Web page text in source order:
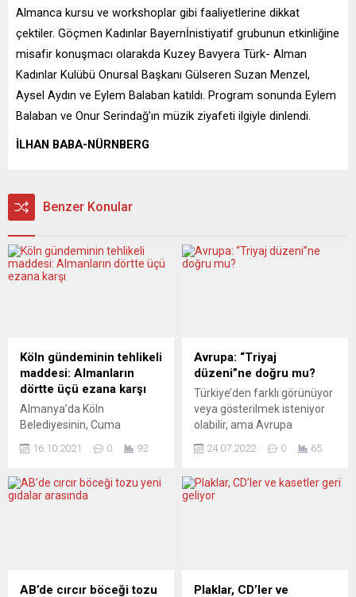
Almanca kursu ve workshoplar gibi faaliyetlerine dikkat
çektiler. Göçmen Kadınlar Bayernİnistiyatif grubunun etkinliğine
misafir konuşmacı olarakda Kuzey Bavyera Türk- Alman
Kadınlar Kulübü Onursal Başkanı Gülseren Suzan Menzel,
Aysel Aydın ve Eylem Balaban katıldı. Program sonunda Eylem
Balaban ve Onur Serindağ’ın müzik ziyafeti ilgiyle dinlendi.
İLHAN BABA-NÜRNBERG
Benzer Konular
Köln gündeminin tehlikeli
maddesi: Almanların
dörtte üçü ezana karşı
Almanya’da Köln
Belediyesinin, Cuma
okunmasına yeşil ışık yakan
devam ediyor. Yapılan bir
ilgili başlattığı pilot projeyle
16.10.2021 0 92
Avrupa: “Triyaj
düzeni”ne doğru mu?
Türkiye’den farklı görünüyor
veya gösterilmek isteniyor
olabilir, ama Avrupa
yanıyor. Sadece biyolojik
ve siyaset ikliminde de
hararet had safhada. AB’nin
demokrat başbakanı Olaf
24.07.2022 0 65
AB’de cırcır böceği tozu Plaklar, CD’ler ve